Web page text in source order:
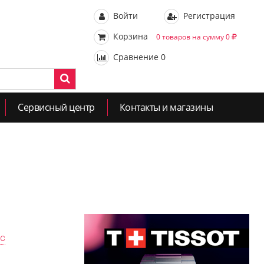
Войти
Регистрация
Корзина
0 товаров на сумму 0
Сравнение 0
Сервисный центр Контакты и магазины